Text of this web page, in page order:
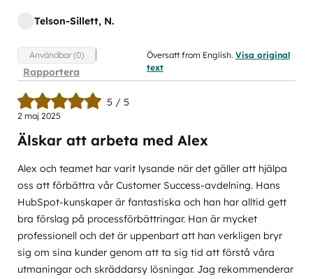
Telson-Sillett, N.
Användbar (0)
Rapportera
Översatt from English. Visa original
text
5 / 5
2 maj 2025
Älskar att arbeta med Alex
Alex och teamet har varit lysande när det gäller att hjälpa
oss att förbättra vår Customer Success-avdelning. Hans
HubSpot-kunskaper är fantastiska och han har alltid gett
bra förslag på processförbättringar. Han är mycket
professionell och det är uppenbart att han verkligen bryr
sig om sina kunder genom att ta sig tid att förstå våra
utmaningar och skräddarsy lösningar. Jag rekommenderar